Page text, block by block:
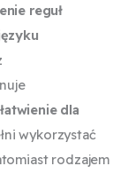
reguł
dla
wykorzystać
rodzajem